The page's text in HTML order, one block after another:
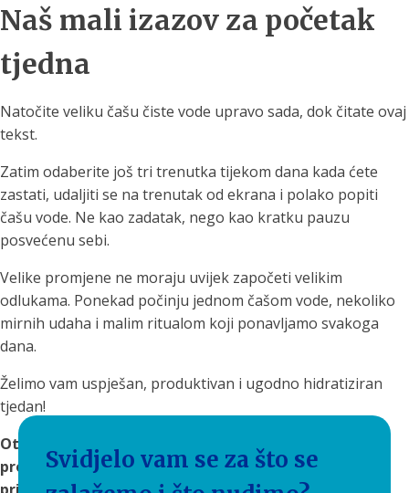
Naš mali izazov za početak
tjedna
Natočite veliku čašu čiste vode upravo sada, dok čitate ovaj
tekst.
Zatim odaberite još tri trenutka tijekom dana kada ćete
zastati, udaljiti se na trenutak od ekrana i polako popiti
čašu vode. Ne kao zadatak, nego kao kratku pauzu
posvećenu sebi.
Velike promjene ne moraju uvijek započeti velikim
odlukama. Ponekad počinju jednom čašom vode, nekoliko
mirnih udaha i malim ritualom koji ponavljamo svakoga
dana.
Želimo vam uspješan, produktivan i ugodno hidratiziran
tjedan!
Otkrijte
rješenja za filtriranje vode
pronađite sustav koji će čistu i ukusnu vodu učiniti
Svidjelo vam se za što se